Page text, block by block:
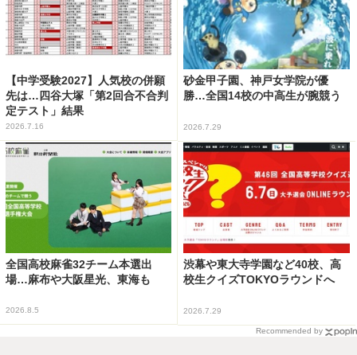
【中学受験2027】人気校の併願
先は…四谷大塚「第2回合不合判
定テスト」結果
2026.7.16
砂金甲子園、神戸女学院が優
勝…全国14校の中高生が腕競う
2026.7.29
全国高校麻雀32チーム本選出
場…麻布や大阪星光、東海も
2026.8.5
渋幕や東大寺学園など40校、高
校生クイズTOKYOラウンドへ
2026.7.29
Recommended by